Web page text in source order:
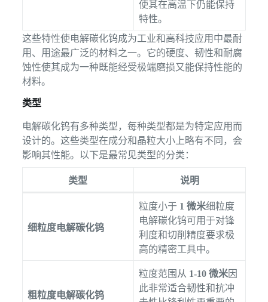
使其在高温下仍能保持
特性。
这些特性使电解碳化钨成为工业和高科技应用中最耐
用、用途最广泛的材料之一。它的硬度、韧性和耐腐
蚀性使其成为一种既能经受极端磨损又能保持性能的
材料。
类型
电解碳化钨有多种类型，每种类型都是为特定应用而
设计的。这些类型在成分和晶粒大小上略有不同，会
影响其性能。以下是最常见类型的分类：
类型 说明
细粒度电解碳化钨
粒度小于 1 微米细粒度
电解碳化钨可用于对锋
利度和切削精度要求极
高的精密工具中。
粗粒度电解碳化钨
粒度范围从 1-10 微米因
此非常适合韧性和抗冲